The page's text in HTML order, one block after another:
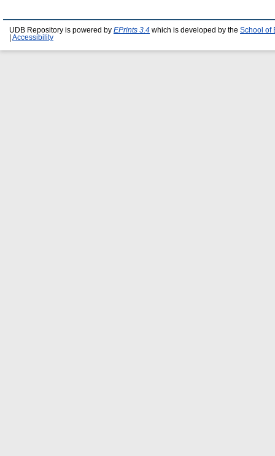
UDB Repository is powered by EPrints 3.4 which is developed by the School of
Accessibility